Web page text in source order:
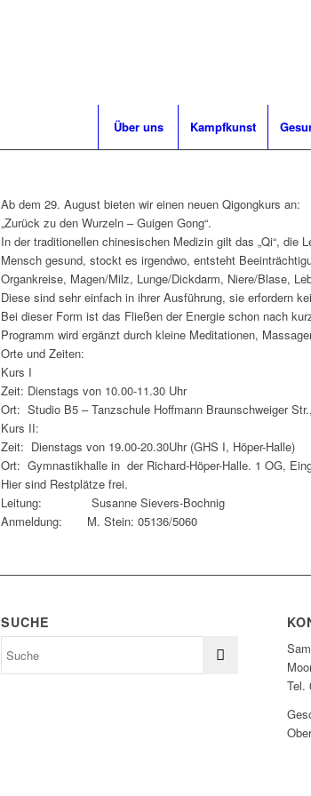
Über uns Kampfkunst
Ab dem 29. August bieten wir einen neuen Qigongkurs an:
„Zurück zu den Wurzeln – Guigen Gong“.
In der traditionellen chinesischen Medizin gilt das „Qi“,
Mensch gesund, stockt es irgendwo, entsteht
Organkreise, Magen/Milz, Lunge/Dickdarm, Niere/Blase,
Diese sind sehr einfach in ihrer Ausführung, sie erfordern
Bei dieser Form ist das Fließen der Energie schon nach
Programm wird ergänzt durch kleine Meditationen,
Orte und Zeiten:
Kurs I
Zeit: Dienstags von 10.00-11.30 Uhr
Ort: Studio B5 – Tanzschule Hoffmann Braunschweiger
Kurs II:
Zeit: Dienstags von 19.00-20.30Uhr (GHS I, Höper-Halle)
Ort: Gymnastikhalle in der Richard-Höper-Halle. 1 OG,
Hier sind Restplätze frei.
Leitung: Susanne Sievers-Bochnig
Anmeldung: M. Stein: 05136/5060
SUCHE
Tel.